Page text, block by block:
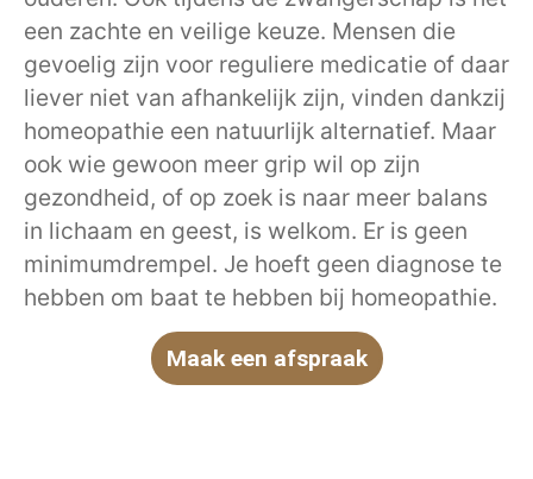
een zachte en veilige keuze. Mensen die
gevoelig zijn voor reguliere medicatie of daar
liever niet van afhankelijk zijn, vinden dankzij
homeopathie een natuurlijk alternatief. Maar
ook wie gewoon meer grip wil op zijn
gezondheid, of op zoek is naar meer balans
in lichaam en geest, is welkom. Er is geen
minimumdrempel. Je hoeft geen diagnose te
hebben om baat te hebben bij homeopathie.
Maak een afspraak